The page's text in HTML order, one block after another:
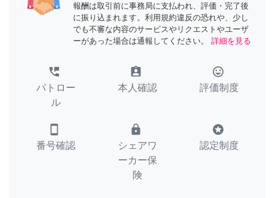
報酬は取引前に事務局に支払われ、評価・完了後
に振り込まれます。利用規約違反の恐れや、少し
でも不審な内容のサービスやリクエストやユーザ
ーがあった場合は通報してください。
詳細を見る
perm_phone_msg
パトロー
ル
assignment_ind
本人確認
tag_faces
評価制度
smartphone
番号確認
lock
シェアワ
ーカー保
険
stars
認定制度